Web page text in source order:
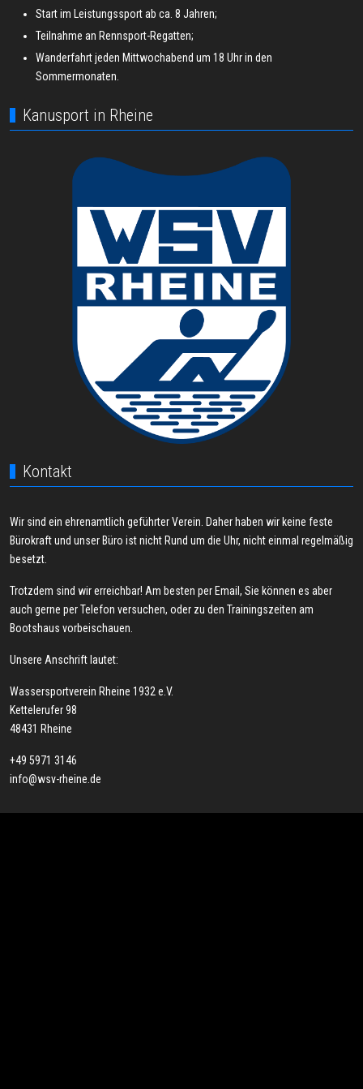
Start im Leistungssport ab ca. 8 Jahren;
Teilnahme an Rennsport-Regatten;
Wanderfahrt jeden Mittwochabend um 18 Uhr in den
Sommermonaten.
Kanusport in Rheine
Kontakt
Wir sind ein ehrenamtlich geführter Verein. Daher haben wir keine feste
Bürokraft und unser Büro ist nicht Rund um die Uhr, nicht einmal regelmäßig
besetzt.
Trotzdem sind wir erreichbar! Am besten per Email, Sie können es aber
auch gerne per Telefon versuchen, oder zu den Trainingszeiten am
Bootshaus vorbeischauen.
Unsere Anschrift lautet:
Wassersportverein Rheine 1932 e.V.
Kettelerufer 98
48431 Rheine
+49 5971 3146
info@wsv-rheine.de